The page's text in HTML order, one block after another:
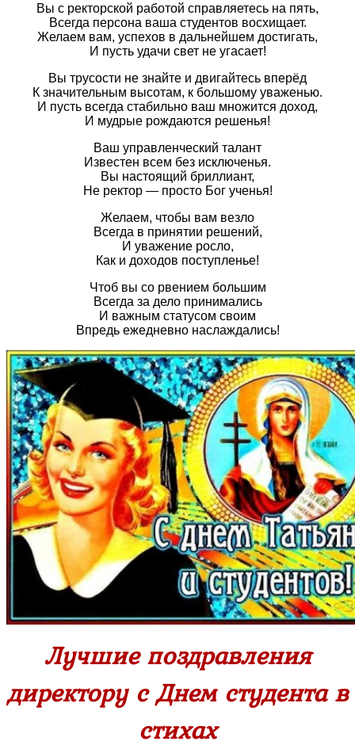
Вы с ректорской работой справляетесь на пять,
Всегда персона ваша студентов восхищает.
Желаем вам, успехов в дальнейшем достигать,
И пусть удачи свет не угасает!
Вы трусости не знайте и двигайтесь вперёд
К значительным высотам, к большому уваженью.
И пусть всегда стабильно ваш множится доход,
И мудрые рождаются решенья!
Ваш управленческий талант
Известен всем без исключенья.
Вы настоящий бриллиант,
Не ректор — просто Бог ученья!
Желаем, чтобы вам везло
Всегда в принятии решений,
И уважение росло,
Как и доходов поступленье!
Чтоб вы со рвением большим
Всегда за дело принимались
И важным статусом своим
Впредь ежедневно наслаждались!
Лучшие поздравления
директору с Днем студента в
стихах